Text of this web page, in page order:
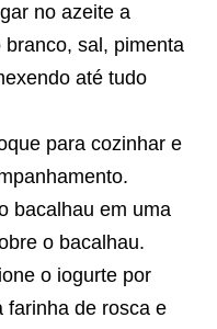
no azeite a
sal, pimenta
até tudo
para cozinhar e
bacalhau em uma
o bacalhau.
o iogurte por
farinha de rosca e